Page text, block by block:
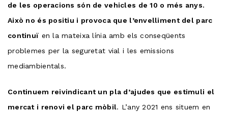
de les operacions són de vehicles de 10 o més anys.
Això no és positiu i provoca que l’envelliment del parc
continuï en la mateixa línia amb els conseqüents
problemes per la seguretat vial i les emissions
mediambientals.
Continuem reivindicant un pla d’ajudes que estimuli el
mercat i renovi el parc mòbil. L’any 2021 ens situem en